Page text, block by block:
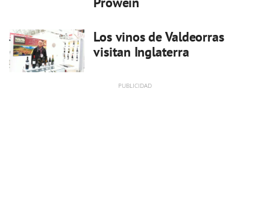
Los vinos de Valdeorras
visitan Inglaterra